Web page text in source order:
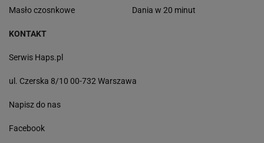
Masło czosnkowe Dania w 20 minut
KONTAKT
Serwis Haps.pl
ul. Czerska 8/10 00-732 Warszawa
Napisz do nas
Facebook